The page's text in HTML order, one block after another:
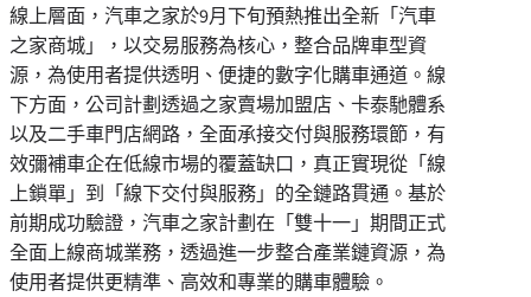
線上層面，汽車之家於9月下旬預熱推出全新「汽車
之家商城」，以交易服務為核心，整合品牌車型資
源，為使用者提供透明、便捷的數字化購車通道。線
下方面，公司計劃透過之家賣場加盟店、卡泰馳體系
以及二手車門店網路，全面承接交付與服務環節，有
效彌補車企在低線市場的覆蓋缺口，真正實現從「線
上鎖單」到「線下交付與服務」的全鏈路貫通。基於
前期成功驗證，汽車之家計劃在「雙十一」期間正式
全面上線商城業務，透過進一步整合產業鏈資源，為
使用者提供更精準、高效和專業的購車體驗。